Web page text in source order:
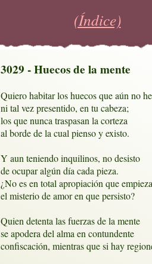
(Índice)
3029 - Huecos de la mente
Quiero habitar los huecos que aún no
ni tal vez presentido, en tu cabeza;
los que nunca traspasan la corteza
al borde de la cual pienso y existo.
Y aun teniendo inquilinos, no desisto
de ocupar algún día cada pieza.
¿No es en total apropiación que
el misterio de amor en que persisto?
Quien detenta las fuerzas de la mente
se apodera del alma en contundente
confiscación, mientras que si hay